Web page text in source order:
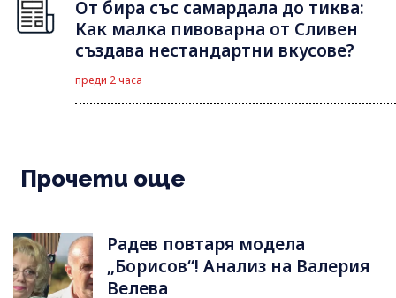
От бира със самардала до тиква:
Как малка пивоварна от Сливен
създава нестандартни вкусове?
преди 2 часа
Прочети още
Радев повтаря модела
„Борисов“! Анализ на Валерия
Велева